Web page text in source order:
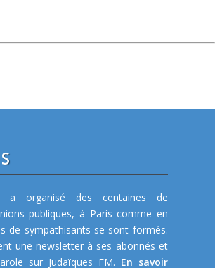
a organisé des centaines de
publiques, à Paris comme en
de sympathisants se sont formés.
une newsletter à ses abonnés et
sur Judaïques FM. En savoir